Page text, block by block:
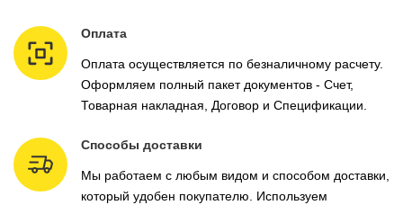
Оплата
Оплата осуществляется по безналичному расчету.
Оформляем полный пакет документов - Счет,
Товарная накладная, Договор и Спецификации.
Способы доставки
Мы работаем с любым видом и способом доставки,
который удобен покупателю. Используем